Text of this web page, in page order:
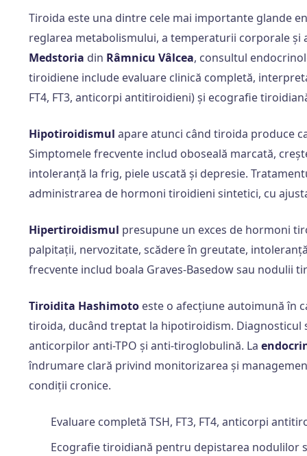
Tiroida este una dintre cele mai importante glande
reglarea metabolismului, a temperaturii corporale și
Medstoria din Râmnicu Vâlcea, consultul
tiroidiene include evaluare clinică completă,
FT4, FT3, anticorpi antitiroidieni) și ecografie
Hipotiroidismul apare atunci când tiroida produce
Simptomele frecvente includ oboseală marcată,
intoleranță la frig, piele uscată și depresie.
administrarea de hormoni tiroidieni sintetici, cu
Hipertiroidismul presupune un exces de hormoni
palpitații, nervozitate, scădere în greutate,
frecvente includ boala Graves-Basedow sau nodulii
Tiroidita Hashimoto este o afecțiune autoimună în
tiroida, ducând treptat la hipotiroidism. Diagnosticul
anticorpilor anti-TPO și anti-tiroglobulină. La
îndrumare clară privind monitorizarea și
condiții cronice.
Evaluare completă TSH, FT3, FT4, anticorpi
Ecografie tiroidiană pentru depistarea nodulilor